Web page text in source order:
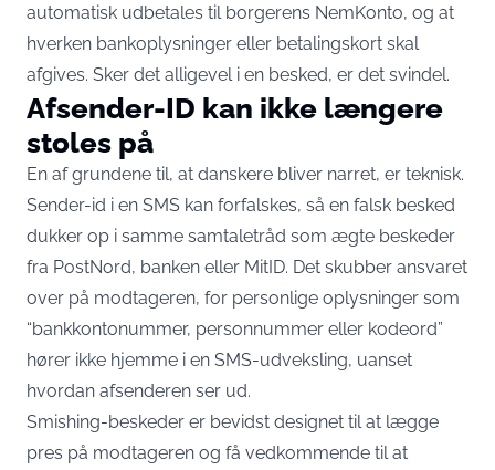
automatisk udbetales til borgerens NemKonto, og at
hverken bankoplysninger eller betalingskort skal
afgives. Sker det alligevel i en besked, er det svindel.
Afsender-ID kan ikke længere
stoles på
En af grundene til, at danskere bliver narret, er teknisk.
Sender-id i en SMS kan forfalskes, så en falsk besked
dukker op i samme samtaletråd som ægte beskeder
fra PostNord, banken eller MitID. Det skubber ansvaret
over på modtageren, for personlige oplysninger som
“bankkontonummer, personnummer eller kodeord”
hører ikke hjemme i en SMS-udveksling, uanset
hvordan afsenderen ser ud.
Smishing-beskeder er bevidst designet til at lægge
pres på modtageren og få vedkommende til at